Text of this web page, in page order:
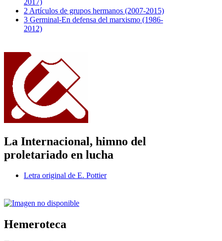
2017)
2 Artículos de grupos hermanos (2007-2015)
3 Germinal-En defensa del marxismo (1986-
2012)
La Internacional, himno del
proletariado en lucha
Letra original de E. Pottier
Hemeroteca